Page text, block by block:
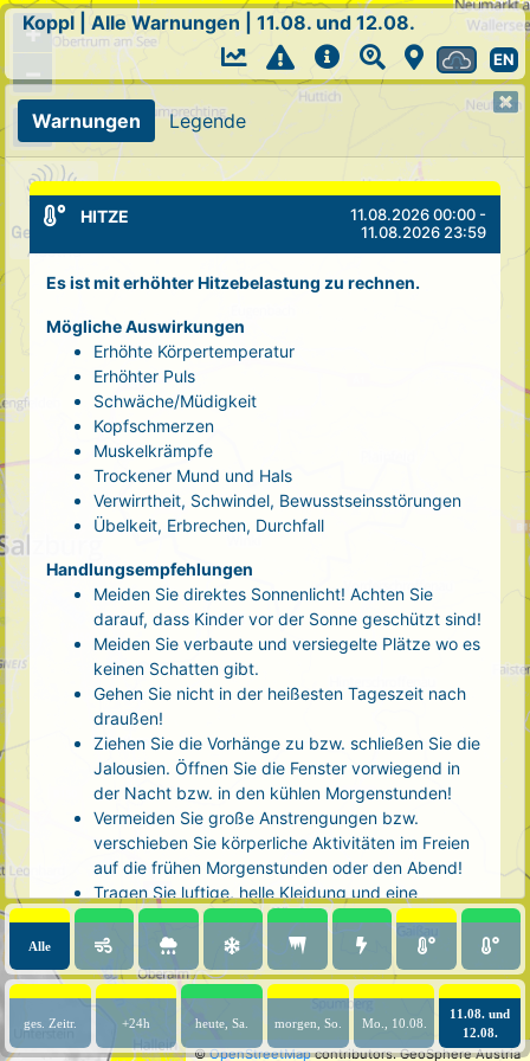
+
−
©OpenStreetMapcontributors. GeoSphere Austria
Koppl Alle Warnungen 11.08. und 12.08.
EN
Warnungen Legende
HITZE
11.08.2026 00:00 -
11.08.2026 23:59
Es ist mit erhöhter Hitzebelastung zu rechnen.
Mögliche Auswirkungen
Erhöhte Körpertemperatur
Erhöhter Puls
Schwäche/Müdigkeit
Kopfschmerzen
Muskelkrämpfe
Trockener Mund und Hals
Verwirrtheit, Schwindel, Bewusstseinsstörungen
Übelkeit, Erbrechen, Durchfall
Handlungsempfehlungen
Meiden Sie direktes Sonnenlicht! Achten Sie
darauf, dass Kinder vor der Sonne geschützt sind!
Meiden Sie verbaute und versiegelte Plätze wo es
keinen Schatten gibt.
Gehen Sie nicht in der heißesten Tageszeit nach
draußen!
Ziehen Sie die Vorhänge zu bzw. schließen Sie die
Jalousien. Öffnen Sie die Fenster vorwiegend in
der Nacht bzw. in den kühlen Morgenstunden!
Vermeiden Sie große Anstrengungen bzw.
verschieben Sie körperliche Aktivitäten im Freien
auf die frühen Morgenstunden oder den Abend!
Tragen Sie luftige, helle Kleidung und eine
Kopfbedeckung!
Nehmen Sie eine kühle Dusche! Auch kalte Arm-
und Fußbäder wirken entlastend.
Trinken Sie ausreichend und regelmäßig
(mindestens 2 - 3 Liter pro Tag)! Optimal sind
Wasser, ungesüßter Tee oder mit Wasser
Alle
ges. Zeitr. +24h heute, Sa. morgen, So. Mo., 10.08.
11.08. und
12.08.